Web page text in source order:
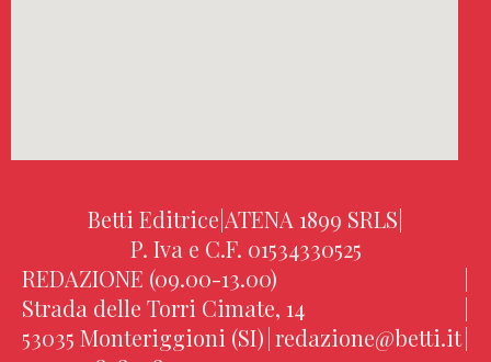
Betti Editrice|ATENA 1899 SRLS|
P. Iva e C.F. 01534330525
REDAZIONE (09.00-13.00)
|
Strada delle Torri Cimate, 14
|
53035 Monteriggioni (SI)|redazione@betti.it|